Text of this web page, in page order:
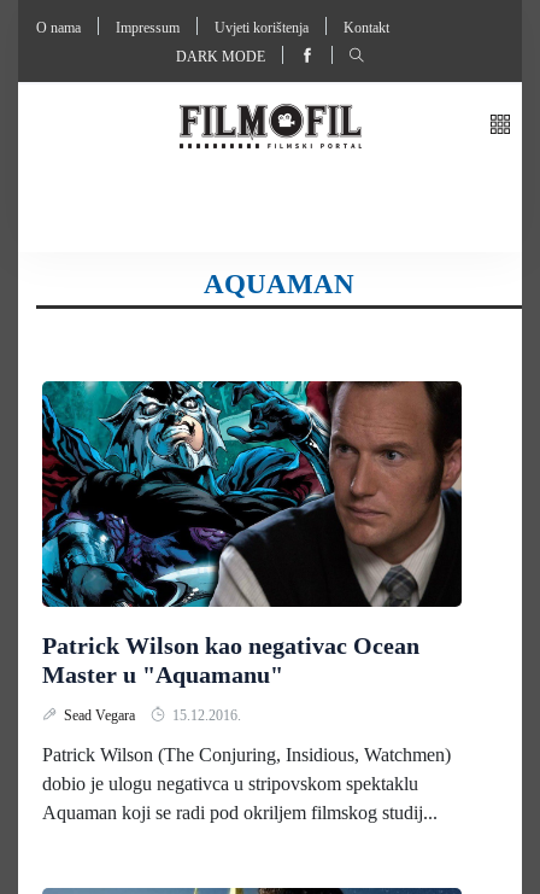
O nama Impressum Uvjeti korištenja
Kontakt
DARK MODE
AQUAMAN
Patrick Wilson kao negativac Ocean
Master u "Aquamanu"
Sead Vegara 15.12.2016.
Patrick Wilson (The Conjuring, Insidious, Watchmen)
dobio je ulogu negativca u stripovskom spektaklu
Aquaman koji se radi pod okriljem filmskog studij...